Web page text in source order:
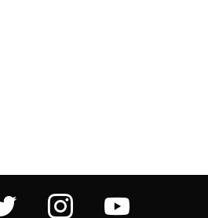
twitter instagram